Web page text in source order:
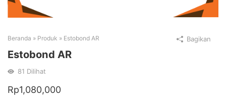
Beranda » Produk » Estobond AR
Estobond AR
81 Dilihat
Rp1,080,000
Bagikan